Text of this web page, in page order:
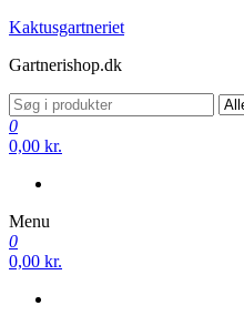
Videre
indhold
Kaktusgartneriet
Gartnerishop.dk
0
0,00 kr.
Menu
0
0,00 kr.